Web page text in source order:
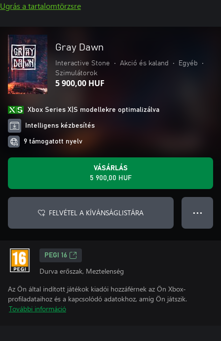
Ugrás a tartalomtörzsre
Gray Dawn
Interactive Stone • Akció és kaland • Egyéb
•
Szimulátorok
5 900,00 HUF
Xbox Series X|S modellekre optimalizálva
Intelligens kézbesítés
9 támogatott nyelv
VÁSÁRLÁS
5 900,00 HUF
FELVÉTEL A KÍVÁNSÁGLISTÁRA ● ● ●
PEGI 16
Durva erőszak, Meztelenség
Az Ön által indított játékok kiadói hozzáférnek az Ön Xbox-
profiladataihoz és a kapcsolódó adatokhoz, amíg Ön játszik.
További információ